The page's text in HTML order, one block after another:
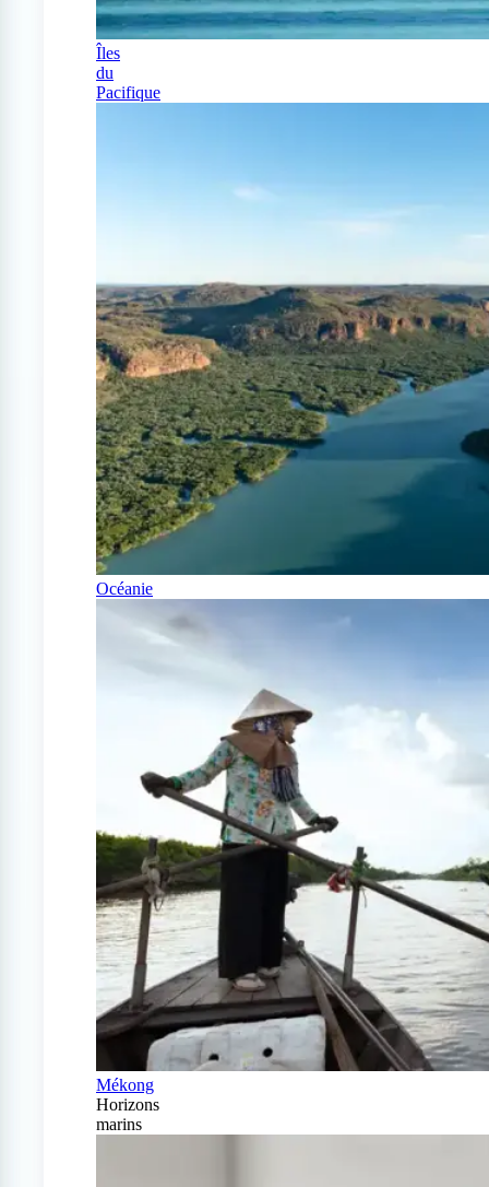
Îles
du
Pacifique
Océanie
Mékong
Horizons
marins